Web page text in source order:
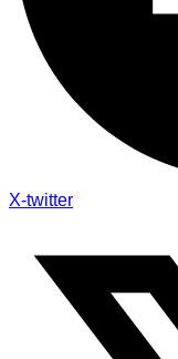
X-twitter